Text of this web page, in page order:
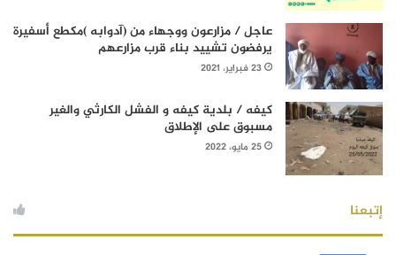
عاجل / مزارعون ووجهاء من (آدوابه )مكطع أسفيرة
يرفضون تشييد بناء قرب مزارعهم
23 فبراير، 2021
كيفه / بلدية كيفه و الفشل الكارثي والغير
مسبوق على الإطلاق
25 مايو، 2022
إتبعنا